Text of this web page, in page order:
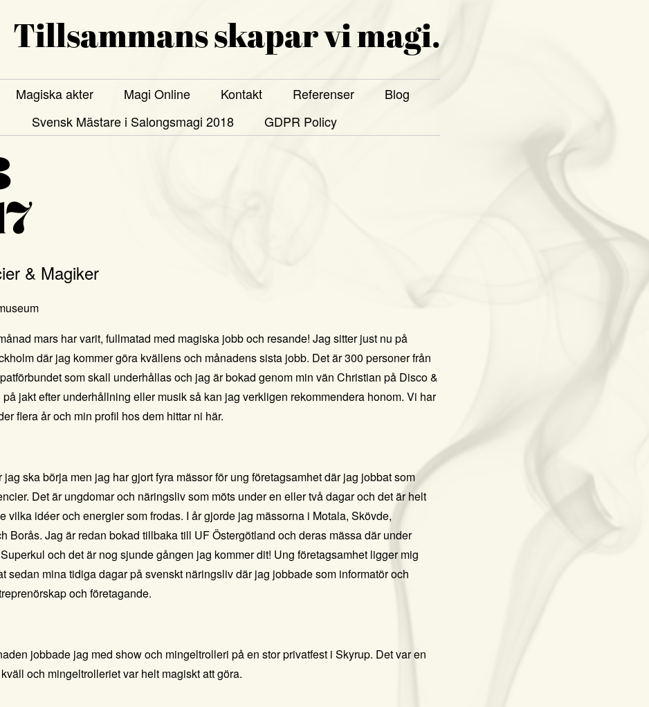
Tillsammans skapar vi magi.
Magiska akter Magi Online Kontakt Referenser
Blog
Svensk Mästare i Salongsmagi 2018
GDPR Policy
& Magiker
mars har varit, fullmatad med magiska jobb och resande! Jag sitter just nu på
där jag kommer göra kvällens och månadens sista jobb. Det är 300 personerfrån
som skall underhållas och jag är bokad genom min vän Christian på Disco &
på jakt efter underhållning eller musik så kan jag verkligen rekommendera honom. Vi har
flera år och min profil hos dem hittar ni här.
jag ska börja men jag har gjort fyra mässor förung företagsamhetdär jag jobbat som
Det är ungdomar och näringsliv som möts under en eller två dagar och det är helt
vilka idéer och energier som frodas. I år gjorde jag mässorna i Motala, Skövde,
Borås. Jag är redan bokad tillbaka till UF Östergötland och deras mässa där under
och det är nog sjunde gången jag kommer dit! Ung företagsamhet ligger mig
sedan mina tidiga dagar på svenskt näringsliv där jag jobbade som informatör och
och företagande.
jobbade jag med show och mingeltrolleri på en stor privatfest i Skyrup. Det var en
och mingeltrolleriet var helt magiskt att göra.